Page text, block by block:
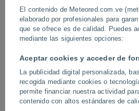
El contenido de Meteored.com.ve
elaborado por profesionales para
que se ofrece es de calidad. Puedes
mediante las siguientes opciones:
Aceptar cookies y acceder de
La publicidad digital personalizada,
recogida mediante cookies o
permite financiar nuestra actividad
contenido con altos estándares de
Descubren una medusa